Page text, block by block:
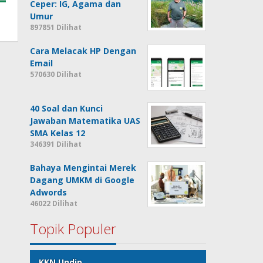
Ceper: IG, Agama dan
Umur
897851 Dilihat
Cara Melacak HP Dengan
Email
570630 Dilihat
40 Soal dan Kunci
Jawaban Matematika UAS
SMA Kelas 12
346391 Dilihat
Bahaya Mengintai Merek
Dagang UMKM di Google
Adwords
46022 Dilihat
Topik Populer